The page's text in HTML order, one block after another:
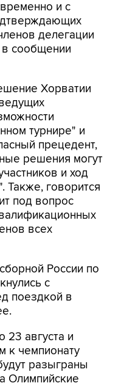
и с
делегации
в сообщении
Хорватии
турнире" и
прецедент,
решения могут
и ход
Также, говорится
под вопрос
всех
России по
с
поездкой в
23 августа и
к чемпионату
разыграны
Олимпийские